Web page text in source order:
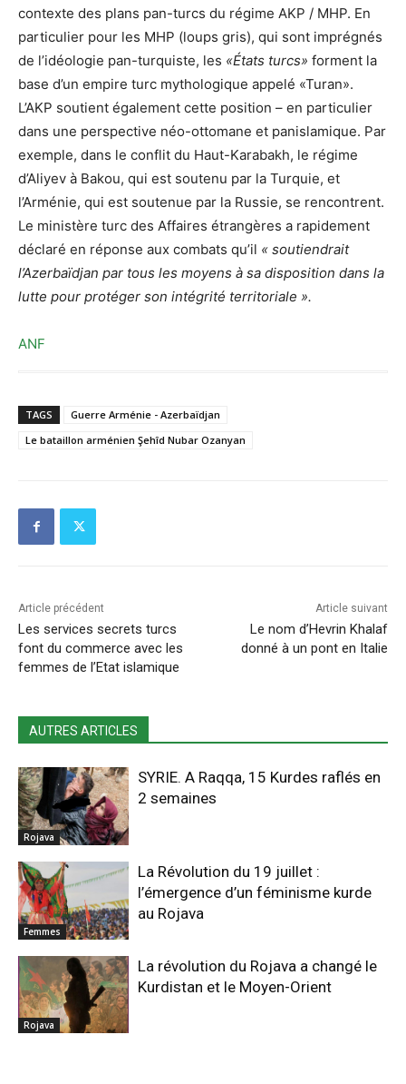
contexte des plans pan-turcs du régime AKP / MHP. En
particulier pour les MHP (loups gris), qui sont imprégnés
de l’idéologie pan-turquiste, les «États turcs» forment la
base d’un empire turc mythologique appelé «Turan».
L’AKP soutient également cette position – en particulier
dans une perspective néo-ottomane et panislamique. Par
exemple, dans le conflit du Haut-Karabakh, le régime
d’Aliyev à Bakou, qui est soutenu par la Turquie, et
l’Arménie, qui est soutenue par la Russie, se rencontrent.
Le ministère turc des Affaires étrangères a rapidement
déclaré en réponse aux combats qu’il « soutiendrait
l’Azerbaïdjan par tous les moyens à sa disposition dans la
lutte pour protéger son intégrité territoriale ».
ANF
TAGS
Guerre Arménie - Azerbaïdjan
Le bataillon arménien Şehîd Nubar Ozanyan
Article précédent
Les services secrets turcs
font du commerce avec les
femmes de l’Etat islamique
Article suivant
Le nom d’Hevrin Khalaf
donné à un pont en Italie
AUTRES ARTICLES
Rojava
SYRIE. A Raqqa, 15 Kurdes raflés en
2 semaines
Femmes
La Révolution du 19 juillet :
l’émergence d’un féminisme kurde
au Rojava
Rojava
La révolution du Rojava a changé le
Kurdistan et le Moyen-Orient